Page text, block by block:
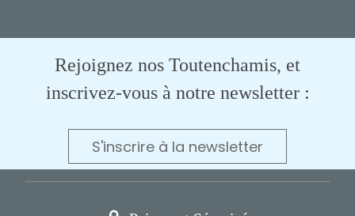
Rejoignez nos Toutenchamis, et
inscrivez-vous à notre newsletter :
S'inscrire à la newsletter